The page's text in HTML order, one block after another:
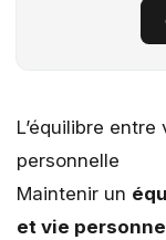
L’équilibre
personnelle
Maintenir un
et vie